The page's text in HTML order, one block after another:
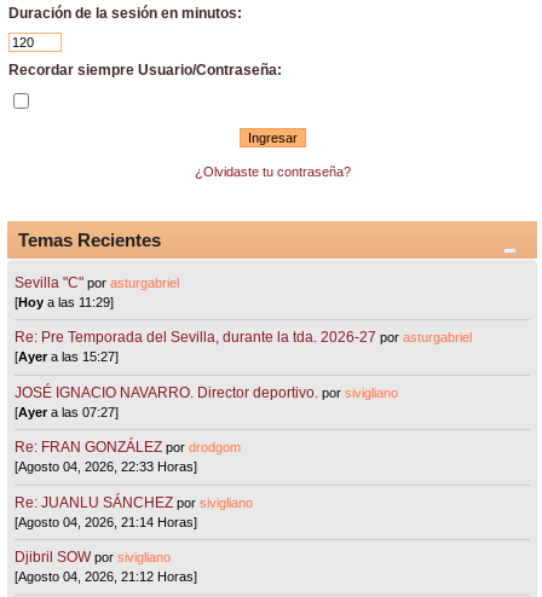
Duración de la sesión en minutos:
Recordar siempre Usuario/Contraseña:
¿Olvidaste tu contraseña?
Temas Recientes
Sevilla "C"porasturgabriel
[Hoy a las 11:29]
Re: Pre Temporada del Sevilla, durante la tda. 2026-27 porasturgabriel
[Ayera las 15:27]
JOSÉ IGNACIO NAVARRO. Director deportivo. porsivigliano
[Ayera las 07:27]
Re: FRAN GONZÁLEZ pordrodgom
[Agosto 04, 2026, 22:33 Horas]
Re: JUANLU SÁNCHEZ porsivigliano
[Agosto 04, 2026, 21:14 Horas]
Djibril SOW porsivigliano
[Agosto 04, 2026, 21:12 Horas]